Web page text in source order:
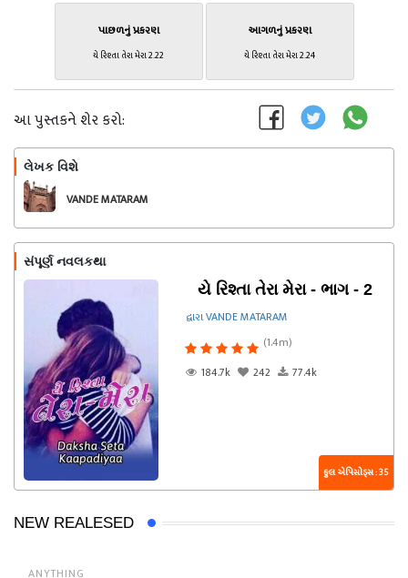
પાછળનું પ્રકરણ
યે રિશ્તા તેરા મેરા 2.22
આગળનું પ્રકરણ
યે રિશ્તા તેરા મેરા 2.24
આ પુસ્તકને શેર કરો:
લેખક વિશે
VANDE MATARAM
સંપૂર્ણ નવલકથા
યે રિશ્તા તેરા મેરા - ભાગ - 2
દ્વારા VANDE MATARAM
(1.4m)
184.7k
242 77.4k
કુલ એપિસોડ્સ : 35
NEW REALESED
ANYTHING